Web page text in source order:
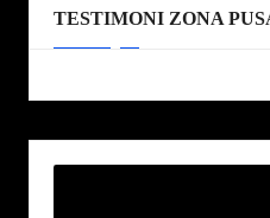
TESTIMONI ZONA